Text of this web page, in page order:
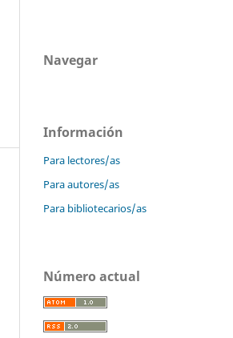
Navegar
Información
Para lectores/as
Para autores/as
Para bibliotecarios/as
Número actual